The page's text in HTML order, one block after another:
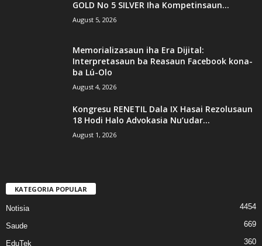
GOLD No 5 SILVER Iha Kompetinsaun...
August 5, 2026
Memorializasaun iha Era Dijital:
Interpretasaun ba Reasaun Facebook kona-
ba Lú-Olo
August 4, 2026
Kongresu RENETIL Dala IX Hasai Rezolusaun
18 Hodi Halo Advokasia Nu’udar...
August 1, 2026
KATEGORIA POPULAR
Notisia 4454
Saude 669
EduTek 360